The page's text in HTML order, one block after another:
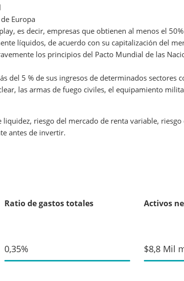
Europa
es decir, empresas que obtienen al menos el
líquidos, de acuerdo con su capitalización del
los principios del Pacto Mundial de las
del 5 % de sus ingresos de determinados
las armas de fuego civiles, el equipamiento
liquidez, riesgo del mercado de renta variable,
antes de invertir.
Ratio de gastos totales
0,35%
Activos
$8,8 Mil